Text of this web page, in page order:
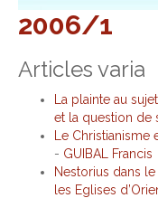
2006/1
Articles varia
La plainte au
et la question de
Le
- GUIBAL Francis
Nestorius dans
les Eglises